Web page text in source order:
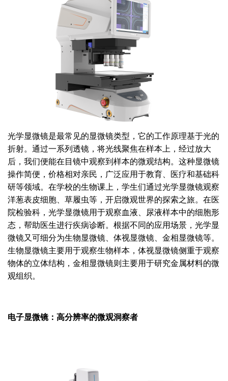
光学显微镜是最常见的显微镜类型，它的工作原理基于光的
折射。通过一系列透镜，将光线聚焦在样本上，经过放大
后，我们便能在目镜中观察到样本的微观结构。这种显微镜
操作简便，价格相对亲民，广泛应用于教育、医疗和基础科
研等领域。在学校的生物课上，学生们通过光学显微镜观察
洋葱表皮细胞、草履虫等，开启微观世界的探索之旅。在医
院检验科，光学显微镜用于观察血液、尿液样本中的细胞形
态，帮助医生进行疾病诊断。根据不同的应用场景，光学显
微镜又可细分为生物显微镜、体视显微镜、金相显微镜等。
生物显微镜主要用于观察生物样本，体视显微镜侧重于观察
物体的立体结构，金相显微镜则主要用于研究金属材料的微
观组织。
电子显微镜：高分辨率的微观洞察者